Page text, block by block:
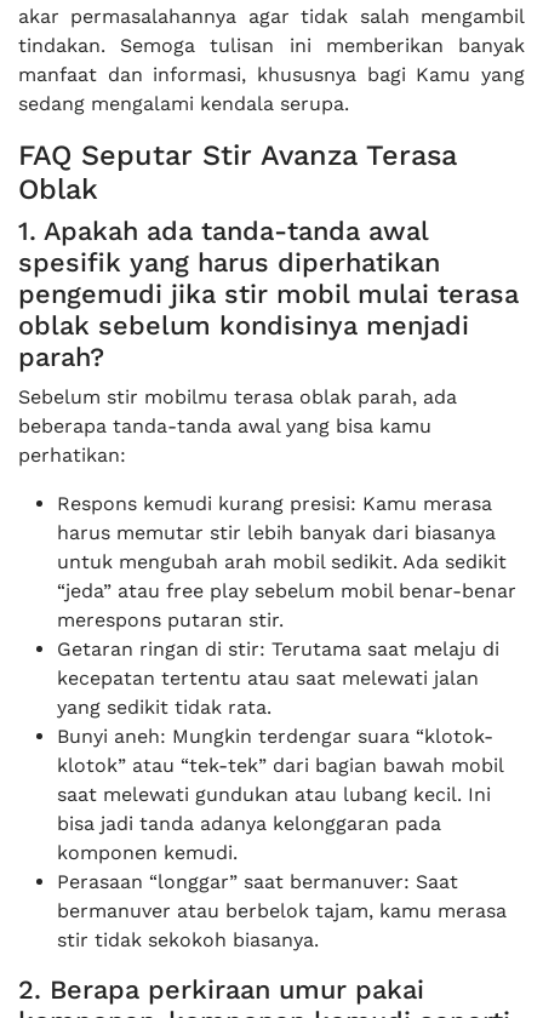
akar permasalahannya agar tidak salah mengambil
tindakan. Semoga tulisan ini memberikan banyak
manfaat dan informasi, khususnya bagi Kamu yang
sedang mengalami kendala serupa.
FAQ Seputar Stir Avanza Terasa
Oblak
1. Apakah ada tanda-tanda awal
spesifik yang harus diperhatikan
pengemudi jika stir mobil mulai terasa
oblak sebelum kondisinya menjadi
parah?
Sebelum stir mobilmu terasa oblak parah, ada
beberapa tanda-tanda awal yang bisa kamu
perhatikan:
Respons kemudi kurang presisi: Kamu merasa
harus memutar stir lebih banyak dari biasanya
untuk mengubah arah mobil sedikit. Ada sedikit
“jeda” atau free play sebelum mobil benar-benar
merespons putaran stir.
Getaran ringan di stir: Terutama saat melaju di
kecepatan tertentu atau saat melewati jalan
yang sedikit tidak rata.
Bunyi aneh: Mungkin terdengar suara “klotok-
klotok” atau “tek-tek” dari bagian bawah mobil
saat melewati gundukan atau lubang kecil. Ini
bisa jadi tanda adanya kelonggaran pada
komponen kemudi.
Perasaan “longgar” saat bermanuver: Saat
bermanuver atau berbelok tajam, kamu merasa
stir tidak sekokoh biasanya.
2. Berapa perkiraan umur pakai